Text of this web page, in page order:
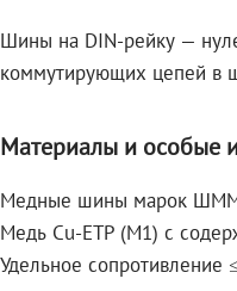
Шины на DIN-рейку —
коммутирующих цепей в
Материалы и особые
Медные шины марок
Медь Cu-ETP (M1) с
Удельное